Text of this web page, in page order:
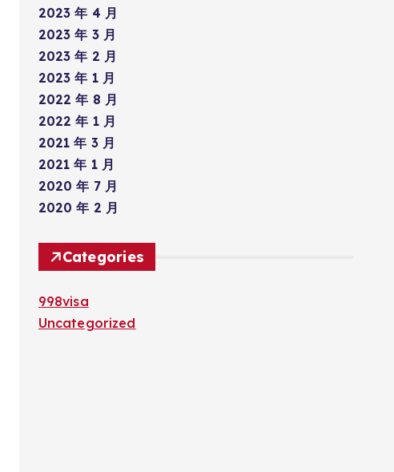
2023 年 4 月
2023 年 3 月
2023 年 2 月
2023 年 1 月
2022 年 8 月
2022 年 1 月
2021 年 3 月
2021 年 1 月
2020 年 7 月
2020 年 2 月
Categories
998visa
Uncategorized